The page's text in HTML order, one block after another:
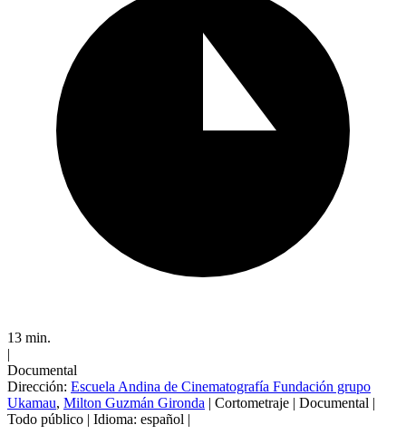
13 min.
|
Documental
Dirección: Escuela Andina de Cinematografía Fundación grupo
Ukamau, Milton Guzmán Gironda | Cortometraje | Documental |
Todo público | Idioma: español |